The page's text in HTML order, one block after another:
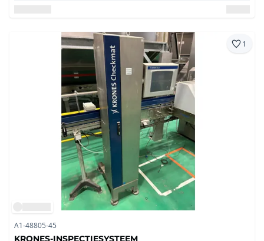
1
A1-48805-45
KRONES-INSPECTIESYSTEEM